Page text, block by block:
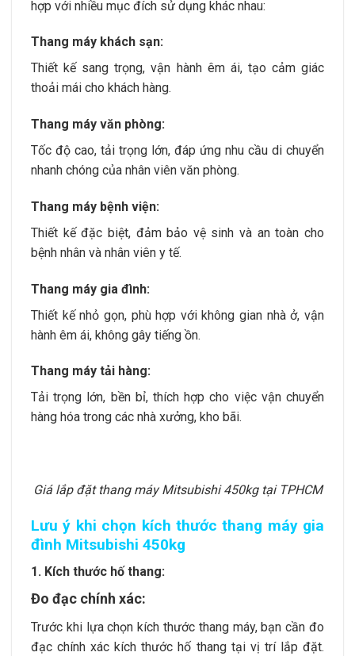
hợp với nhiều mục đích sử dụng khác nhau:
Thang máy khách sạn:
Thiết kế sang trọng, vận hành êm ái, tạo cảm giác
thoải mái cho khách hàng.
Thang máy văn phòng:
Tốc độ cao, tải trọng lớn, đáp ứng nhu cầu di chuyển
nhanh chóng của nhân viên văn phòng.
Thang máy bệnh viện:
Thiết kế đặc biệt, đảm bảo vệ sinh và an toàn cho
bệnh nhân và nhân viên y tế.
Thang máy gia đình:
Thiết kế nhỏ gọn, phù hợp với không gian nhà ở, vận
hành êm ái, không gây tiếng ồn.
Thang máy tải hàng:
Tải trọng lớn, bền bỉ, thích hợp cho việc vận chuyển
hàng hóa trong các nhà xưởng, kho bãi.
Giá lắp đặt thang máy Mitsubishi 450kg tại TPHCM
Lưu ý khi chọn kích thước thang máy gia
đình Mitsubishi 450kg
1. Kích thước hố thang:
Đo đạc chính xác:
Trước khi lựa chọn kích thước thang máy, bạn cần đo
đạc chính xác kích thước hố thang tại vị trí lắp đặt.